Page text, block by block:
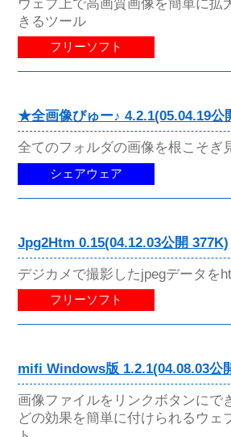
ウェブ上で高画質画像を簡単に拡
きるツール
フリーソフト
★全画像びゅー♪ 4.2.1(05.04.19公
全てのフォルダの画像を根こそぎ
シェアウェア
Jpg2Htm 0.15(04.12.03公開 377K)
デジカメで撮影したjpegデータを
フリーソフト
mifi Windows版 1.2.1(04.08.03公
画像ファイルをリンクボタンにで
どの効果を簡単に付けられるウェ